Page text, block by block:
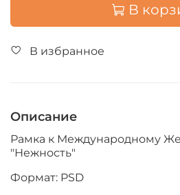
В
В избранное
Описание
Рамка к Международному
"Нежность"
Формат: PSD